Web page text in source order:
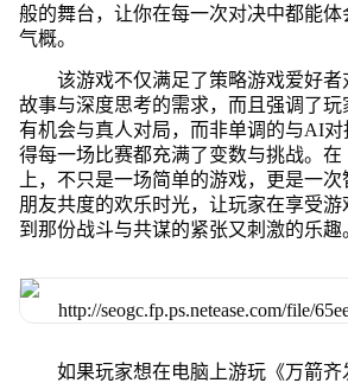
般的舞台，让你在每一次对决中都能
气概。
该游戏不仅满足了策略游戏爱好者
故事与深度思考的需求，而且强调了
有机会与真人对局，而非单调的与AI
得每一场比赛都充满了变数与挑战。
上，不只是一场简单的游戏，更是一
朋友共度的欢乐时光，让玩家在享受
到那份战斗与共谋的紧张又刺激的乐趣
如果玩家想在电脑上游玩《万箭齐